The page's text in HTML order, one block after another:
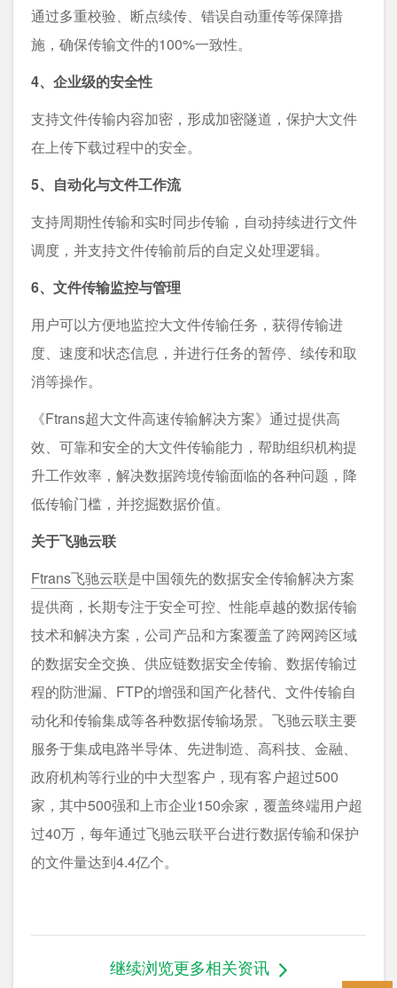
通过多重校验、断点续传、错误自动重传等保障措
施，确保传输文件的100%一致性。
4、企业级的安全性
支持文件传输内容加密，形成加密隧道，保护大文件
在上传下载过程中的安全。
5、自动化与文件工作流
支持周期性传输和实时同步传输，自动持续进行文件
调度，并支持文件传输前后的自定义处理逻辑。
6、文件传输监控与管理
用户可以方便地监控大文件传输任务，获得传输进
度、速度和状态信息，并进行任务的暂停、续传和取
消等操作。
《Ftrans超大文件高速传输解决方案》通过提供高
效、可靠和安全的大文件传输能力，帮助组织机构提
升工作效率，解决数据跨境传输面临的各种问题，降
低传输门槛，并挖掘数据价值。
关于飞驰云联
Ftrans飞驰云联是中国领先的数据安全传输解决方案
提供商，长期专注于安全可控、性能卓越的数据传输
技术和解决方案，公司产品和方案覆盖了跨网跨区域
的数据安全交换、供应链数据安全传输、数据传输过
程的防泄漏、FTP的增强和国产化替代、文件传输自
动化和传输集成等各种数据传输场景。飞驰云联主要
服务于集成电路半导体、先进制造、高科技、金融、
政府机构等行业的中大型客户，现有客户超过500
家，其中500强和上市企业150余家，覆盖终端用户超
过40万，每年通过飞驰云联平台进行数据传输和保护
的文件量达到4.4亿个。
继续浏览更多相关资讯